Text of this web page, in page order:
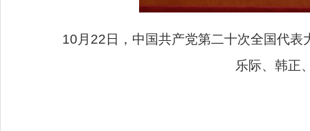
10月22日，中国共产党第二十次全国代
乐际、韩正